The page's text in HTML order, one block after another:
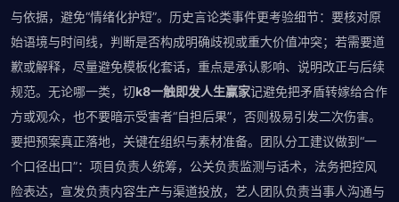
与依据，避免“情绪化护短”。历史言论类事件更考验细节：要核对原
始语境与时间线，判断是否构成明确歧视或重大价值冲突；若需要道
歉或解释，尽量避免模板化套话，重点是承认影响、说明改正与后续
规范。无论哪一类，切k8一触即发人生赢家记避免把矛盾转嫁给合作
方或观众，也不要暗示受害者“自担后果”，否则极易引发二次伤害。
要把预案真正落地，关键在组织与素材准备。团队分工建议做到“一
个口径出口”：项目负责人统筹，公关负责监测与话术，法务把控风
险表达，宣发负责内容生产与渠道投放，艺人团队负责当事人沟通与